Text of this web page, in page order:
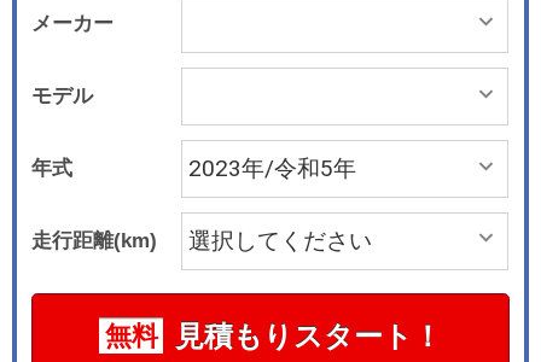
バーミストグリーン・メタリック、プラチナホワ
イト・パールの全4色を設定した。
メーカー
モデル
年式
走行距離(km)
無料 見積もりスタート！